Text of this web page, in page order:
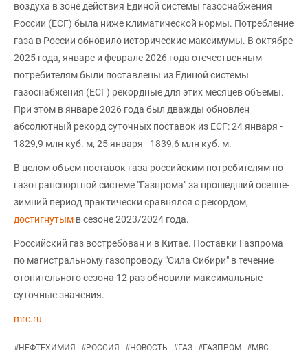
воздуха в зоне действия Единой системы газоснабжения
России (ЕСГ) была ниже климатической нормы. Потребление
газа в России обновило исторические максимумы. В октябре
2025 года, январе и феврале 2026 года отечественным
потребителям были поставлены из Единой системы
газоснабжения (ЕСГ) рекордные для этих месяцев объемы.
При этом в январе 2026 года был дважды обновлен
абсолютный рекорд суточных поставок из ЕСГ: 24 января -
1829,9 млн куб. м, 25 января - 1839,6 млн куб. м.
В целом объем поставок газа российским потребителям по
газотранспортной системе "Газпрома" за прошедший осенне-
зимний период практически сравнялся с рекордом,
достигнутым в сезоне 2023/2024 года.
Российский газ востребован и в Китае. Поставки Газпрома
по магистральному газопроводу "Сила Сибири" в течение
отопительного сезона 12 раз обновили максимальные
суточные значения.
mrc.ru
#НЕФТЕХИМИЯ #РОССИЯ #НОВОСТЬ #ГАЗ #ГАЗПРОМ #MRC